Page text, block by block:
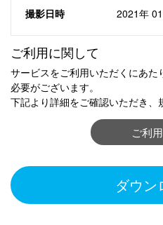
撮影日時
2021年
ご利用に関して
サービスをご利用いただくにあた
必要がございます。
下記より詳細をご確認いただき、
ご利
ダウン